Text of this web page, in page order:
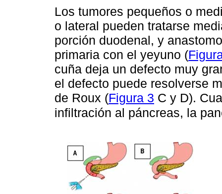
Los tumores pequeños o
o lateral pueden tratarse
porción duodenal, y
primaria con el yeyuno (
cuña deja un defecto muy
el defecto puede resolverse
de Roux (Figura 3 C y D).
infiltración al páncreas, la